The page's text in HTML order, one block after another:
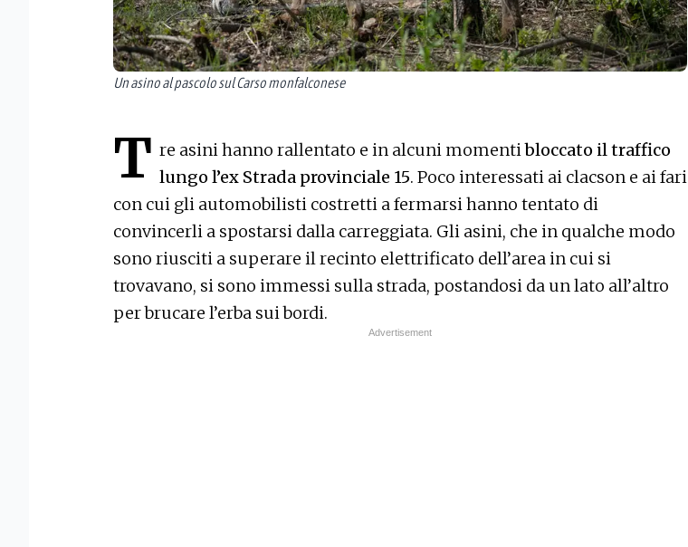
Un asino al pascolo sul Carso monfalconese
T re asini hanno rallentato e in alcuni momentibloccato il traffico
lungo l’ex Strada provinciale 15. Poco interessati ai clacson e ai fari
con cui gli automobilisti costretti a fermarsi hanno tentato di
convincerli a spostarsi dalla carreggiata. Gli asini, che in qualche modo
sono riusciti a superare il recinto elettrificato dell’area in cui si
trovavano, si sono immessi sulla strada, postandosi da un lato all’altro
per brucare l’erba sui bordi.